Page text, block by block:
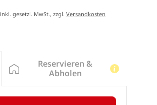
inkl. gesetzl. MwSt., zzgl.Versandkosten
Reservieren &
Abholen